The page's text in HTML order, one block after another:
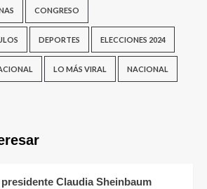
CONGRESO
DEPORTES ELECCIONES 2024
LO MÁS VIRAL NACIONAL
Claudia Sheinbaum